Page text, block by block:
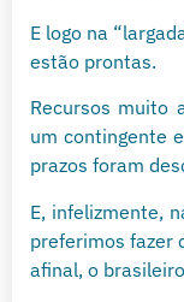
E logo na
estão prontas.
Recursos muito
um contingente
prazos foram
E, infelizmente,
preferimos fazer
afinal, o